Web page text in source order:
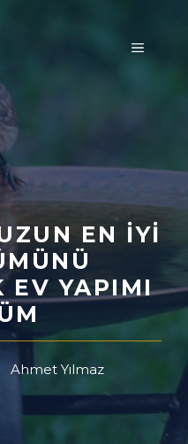
MENÜ
EN İYI
EV YAPIMI
Ahmet Yılmaz